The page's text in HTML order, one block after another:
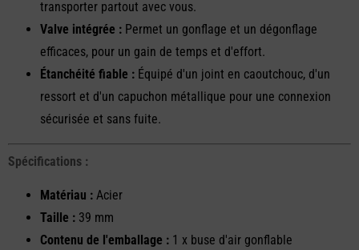
transporter partout avec vous.
Valve intégrée : Permet un gonflage et un dégonflage
efficaces, pour un gain de temps et d'effort.
Étanchéité fiable : Équipé d'un joint en caoutchouc, d'un
ressort et d'un capuchon métallique pour une connexion
sécurisée et sans fuite.
Spécifications :
Matériau : Acier
Taille : 39 mm
Contenu de l'emballage : 1 x buse d'air gonflable